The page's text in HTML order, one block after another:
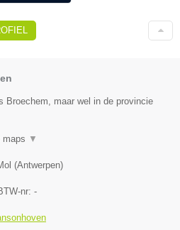
Broechem, maar wel in de provincie
maps ▼
(Antwerpen)
nr: -